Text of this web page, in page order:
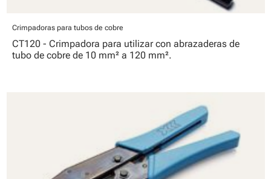
Crimpadoras para tubos de cobre
CT120 - Crimpadora para utilizar con abrazaderas de
tubo de cobre de 10 mm² a 120 mm².